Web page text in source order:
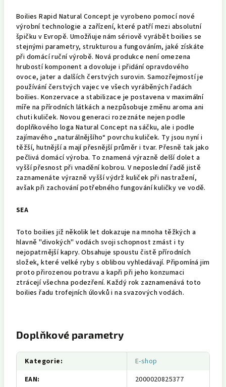
Boilies Rapid Natural Concept je vyrobeno pomocí nové
výrobní technologie a zařízení, které patří mezi absolutní
špičku v Evropě. Umožňuje nám sériově vyrábět boilies se
stejnými parametry, strukturou a fungováním, jaké získáte
při domácí ruční výrobě. Nová produkce není omezena
hrubostí komponent a dovoluje i přidání opravdového
ovoce, jater a dalších čerstvých surovin. Samozřejmostí je
používání čerstvých vajec ve všech vyráběných řadách
boilies. Konzervace a stabilizace je postavena v maximální
míře na přírodních látkách a nezpůsobuje změnu aroma ani
chuti kuliček. Novou generaci rozeznáte nejen podle
doplňkového loga Natural Concept na sáčku, ale i podle
zajímavého „naturálnějšího“ povrchu kuliček. Ty jsou nyní i
těžší, hutnější a mají přesnější průměr i tvar. Přesně tak jako
pečlivá domácí výroba. To znamená výrazně delší dolet a
vyšší přesnost při vnadění kobrou. V neposlední řadě jistě
zaznamenáte výrazně vyšší výdrž kuliček při nastražení,
avšak při zachování potřebného fungování kuličky ve vodě.
SEA
Toto boilies již několik let dokazuje na mnoha těžkých a
hlavně "divokých" vodách svoji schopnost zmást i ty
nejopatrnější kapry. Obsahuje spoustu čistě přírodních
složek, které velké ryby s oblibou vyhledávají. Připomíná jim
proto přirozenou potravu a kapři při jeho konzumaci
ztrácejí všechna podezření. Každý rok zaznamenává toto
boilies řadu trofejních úlovků i na svazových vodách.
Doplňkové parametry
Kategorie:
E-shop
EAN:
2000020825377